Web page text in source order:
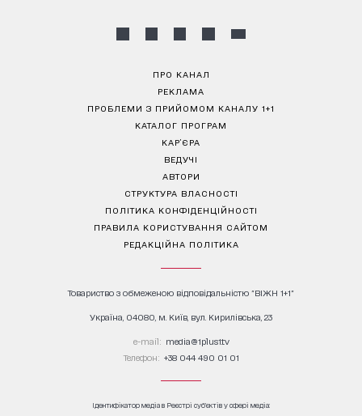
ПРО КАНАЛ
РЕКЛАМА
ПРОБЛЕМИ З ПРИЙОМОМ КАНАЛУ 1+1
КАТАЛОГ ПРОГРАМ
КАР’ЄРА
ВЕДУЧІ
АВТОРИ
СТРУКТУРА ВЛАСНОСТІ
ПОЛІТИКА КОНФІДЕНЦІЙНОСТІ
ПРАВИЛА КОРИСТУВАННЯ САЙТОМ
РЕДАКЦІЙНА ПОЛІТИКА
Товариство з обмеженою відповідальністю "ВІЖН 1+1"
Україна, 04080, м. Київ, вул. Кирилівська, 23
е-mail: media@1plus1.tv
Телефон: +38 044 490 01 01
Ідентифікатор медіа в Реєстрі суб’єктів у сфері медіа: